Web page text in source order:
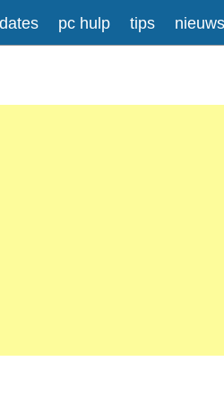
pc hulp tips nieuws
informatie over tekstopmaak
naar links omgezet.